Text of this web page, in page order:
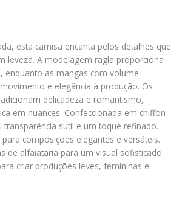
esta camisa encanta pelos detalhes que
leveza. A modelagem raglã proporciona
enquanto as mangas com volume
e elegância à produção. Os
delicadeza e romantismo,
em nuances. Confeccionada em chiffon
transparência sutil e um toque refinado.
composições elegantes e versáteis.
de alfaiataria para um visual sofisticado
criar produções leves, femininas e